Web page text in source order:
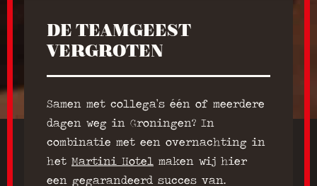
DE TEAMGEEST
VERGROTEN
Samen met collega’s één of meerdere
dagen weg in Groningen? In
combinatie met een overnachting in
het Martini Hotel maken wij hier
een gegarandeerd succes van.